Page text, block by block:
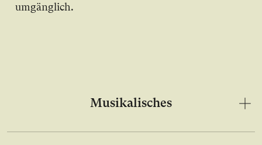
um­gäng­lich.
Musikalisches